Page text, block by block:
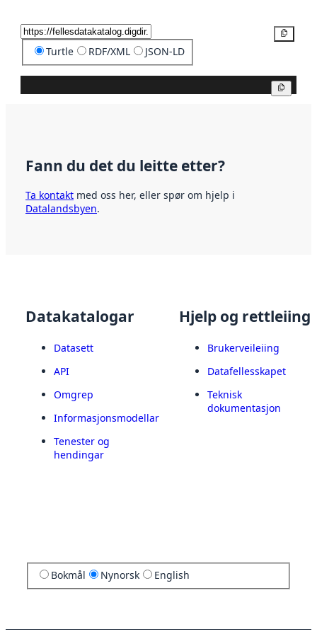
Turtle RDF/XML JSON-LD
Fann du det du leitte etter?
Ta kontakt med oss her, eller spør om hjelp i
Datalandsbyen.
Datakatalogar
Datasett
API
Omgrep
Informasjonsmodellar
Tenester og
hendingar
Hjelp og rettleiing
Brukerveileiing
Datafellesskapet
Teknisk
dokumentasjon
Bokmål Nynorsk English